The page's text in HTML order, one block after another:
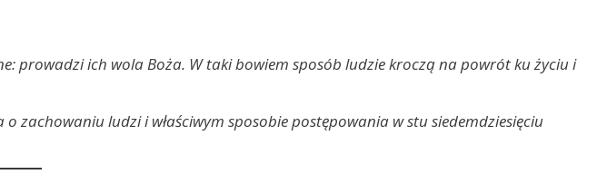
prowadzi ich wola Boża. W taki bowiem sposób ludzie kroczą na powrót ku życiu i
zachowaniu ludzi i właściwym sposobie postępowania w stu siedemdziesięciu